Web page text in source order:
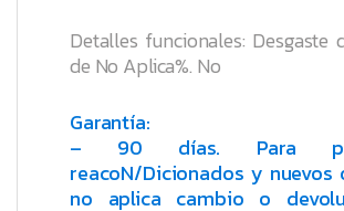
Detalles funcionales: Desgaste
de No Aplica%. No
Garantía:
– 90 días. Para
reacoN/Dicionados y nuevos
no aplica cambio o